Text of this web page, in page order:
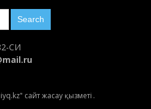
СИ
сайт жасау қызметі .